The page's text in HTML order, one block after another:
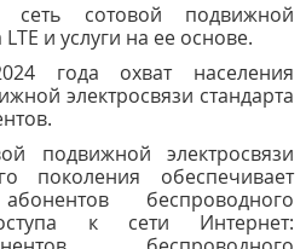
сеть сотовой подвижной
и услуги на ее основе.
года охват населения
электросвязи стандарта
подвижной электросвязи
поколения обеспечивает
беспроводного
к сети Интернет: